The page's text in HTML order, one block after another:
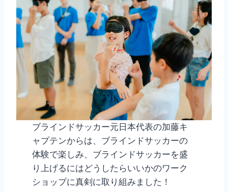
ブラインドサッカー元日本代表の加藤キ
ャプテンからは、ブラインドサッカーの
体験で楽しみ、ブラインドサッカーを盛
り上げるにはどうしたらいいかのワーク
ショップに真剣に取り組みました！